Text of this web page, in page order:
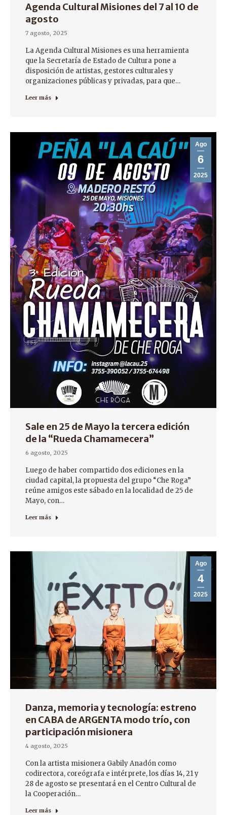
Agenda Cultural Misiones del 7 al 10 de
agosto
7 agosto, 2025
La Agenda Cultural Misiones es una herramienta
que la Secretaría de Estado de Cultura pone a
disposición de artistas, gestores culturales y
organizaciones públicas y privadas, para que…
Leer más
Ago
6
2025
Sale en 25 de Mayo la tercera edición
de la “Rueda Chamamecera”
6 agosto, 2025
Luego de haber compartido dos ediciones en la
ciudad capital, la propuesta del grupo “Che Roga”
reúne amigos este sábado en la localidad de 25 de
Mayo, con…
Leer más
Ago
4
2025
Danza, memoria y tecnología: estreno
en CABA de ARGENTA modo trío, con
participación misionera
4 agosto, 2025
Con la artista misionera Gabily Anadón como
codirectora, coreógrafa e intérprete, los días 14, 21 y
28 de agosto se presentará en el Centro Cultural de
la Cooperación…
Leer más